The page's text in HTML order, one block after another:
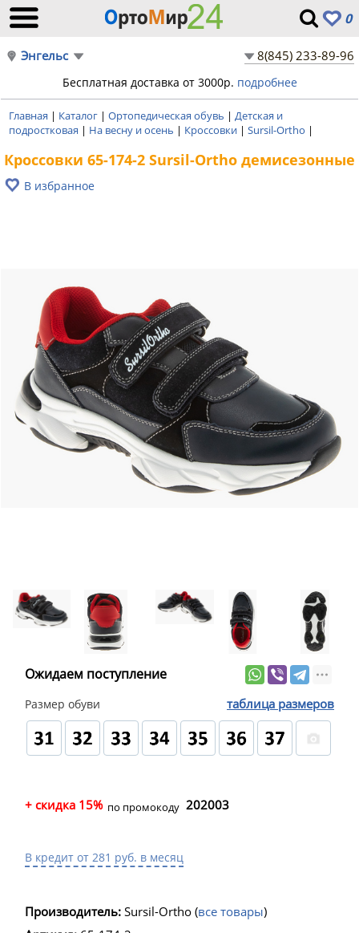
0
Энгельс 8(845) 233-89-96
Бесплатная доставка от 3000р. подробнее
Главная | Каталог | Ортопедическая обувь | Детская и
подростковая | На весну и осень | Кроссовки | Sursil-Ortho |
Кроссовки 65-174-2 Sursil-Ortho демисезонные
В избранное
Ожидаем поступление
Размер обуви таблица размеров
+ скидка 15% по промокоду 202003
В кредит от 281 руб. в месяц
Производитель: Sursil-Ortho (все товары)